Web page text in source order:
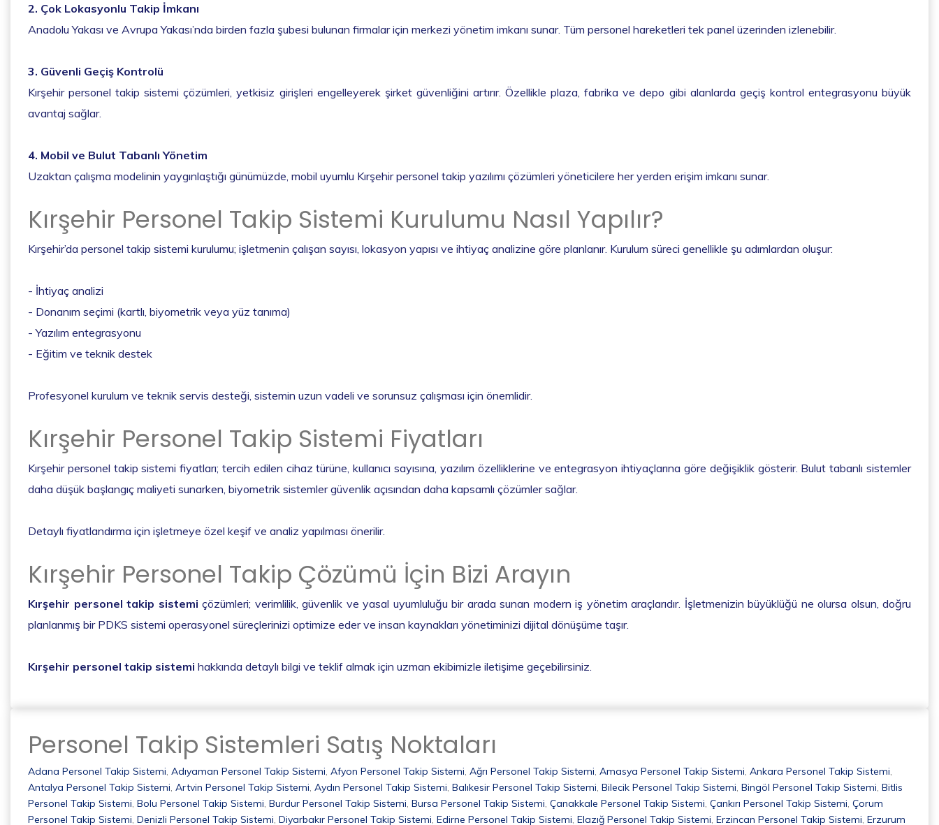
2. Çok Lokasyonlu Takip İmkanı
Anadolu Yakası ve Avrupa Yakası’nda birden fazla şubesi bulunan firmalar için merkezi yönetim imkanı sunar. Tüm personel hareketleri tek panel üzerinden izlenebilir.
3. Güvenli Geçiş Kontrolü
Kırşehir personel takip sistemi çözümleri, yetkisiz girişleri engelleyerek şirket güvenliğini artırır. Özellikle plaza, fabrika ve depo gibi alanlarda geçiş kontrol entegrasyonu büyük
avantaj sağlar.
4. Mobil ve Bulut Tabanlı Yönetim
Uzaktan çalışma modelinin yaygınlaştığı günümüzde, mobil uyumlu Kırşehir personel takip yazılımı çözümleri yöneticilere her yerden erişim imkanı sunar.
Kırşehir Personel Takip Sistemi Kurulumu Nasıl Yapılır?
Kırşehir’da personel takip sistemi kurulumu; işletmenin çalışan sayısı, lokasyon yapısı ve ihtiyaç analizine göre planlanır. Kurulum süreci genellikle şu adımlardan oluşur:
- İhtiyaç analizi
- Donanım seçimi (kartlı, biyometrik veya yüz tanıma)
- Yazılım entegrasyonu
- Eğitim ve teknik destek
Profesyonel kurulum ve teknik servis desteği, sistemin uzun vadeli ve sorunsuz çalışması için önemlidir.
Kırşehir Personel Takip Sistemi Fiyatları
Kırşehir personel takip sistemi fiyatları; tercih edilen cihaz türüne, kullanıcı sayısına, yazılım özelliklerine ve entegrasyon ihtiyaçlarına göre değişiklik gösterir. Bulut tabanlı sistemler
daha düşük başlangıç maliyeti sunarken, biyometrik sistemler güvenlik açısından daha kapsamlı çözümler sağlar.
Detaylı fiyatlandırma için işletmeye özel keşif ve analiz yapılması önerilir.
Kırşehir Personel Takip Çözümü İçin Bizi Arayın
Kırşehir personel takip sistemi çözümleri; verimlilik, güvenlik ve yasal uyumluluğu bir arada sunan modern iş yönetim araçlarıdır. İşletmenizin büyüklüğü ne olursa olsun, doğru
planlanmış bir PDKS sistemi operasyonel süreçlerinizi optimize eder ve insan kaynakları yönetiminizi dijital dönüşüme taşır.
Kırşehir personel takip sistemi hakkında detaylı bilgi ve teklif almak için uzman ekibimizle iletişime geçebilirsiniz.
Personel Takip Sistemleri Satış Noktaları
Adana Personel Takip Sistemi, Adıyaman Personel Takip Sistemi, Afyon Personel Takip Sistemi, Ağrı Personel Takip Sistemi, Amasya Personel Takip Sistemi, Ankara Personel Takip Sistemi,
Antalya Personel Takip Sistemi, Artvin Personel Takip Sistemi, Aydın Personel Takip Sistemi, Balıkesir Personel Takip Sistemi, Bilecik Personel Takip Sistemi, Bingöl Personel Takip Sistemi, Bitlis
Personel Takip Sistemi, Bolu Personel Takip Sistemi, Burdur Personel Takip Sistemi, Bursa Personel Takip Sistemi, Çanakkale Personel Takip Sistemi, Çankırı Personel Takip Sistemi, Çorum
Personel Takip Sistemi, Denizli Personel Takip Sistemi, Diyarbakır Personel Takip Sistemi, Edirne Personel Takip Sistemi, Elazığ Personel Takip Sistemi, Erzincan Personel Takip Sistemi, Erzurum